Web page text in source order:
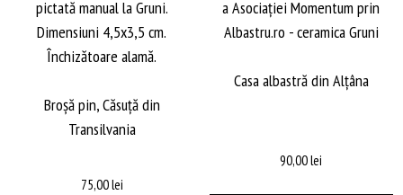
Broșă pin, Căsuță din
Transilvania
75,00lei
Casa albastră din Alţâna
90,00lei